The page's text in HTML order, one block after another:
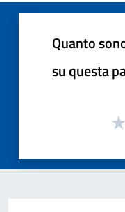
Quanto
su questa